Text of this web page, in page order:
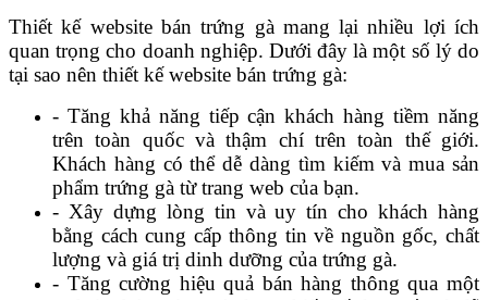
Thiết kế website bán trứng gà mang lại nhiều lợi ích
quan trọng cho doanh nghiệp. Dưới đây là một số lý do
tại sao nên thiết kế website bán trứng gà:
- Tăng khả năng tiếp cận khách hàng tiềm năng
trên toàn quốc và thậm chí trên toàn thế giới.
Khách hàng có thể dễ dàng tìm kiếm và mua sản
phẩm trứng gà từ trang web của bạn.
- Xây dựng lòng tin và uy tín cho khách hàng
bằng cách cung cấp thông tin về nguồn gốc, chất
lượng và giá trị dinh dưỡng của trứng gà.
- Tăng cường hiệu quả bán hàng thông qua một